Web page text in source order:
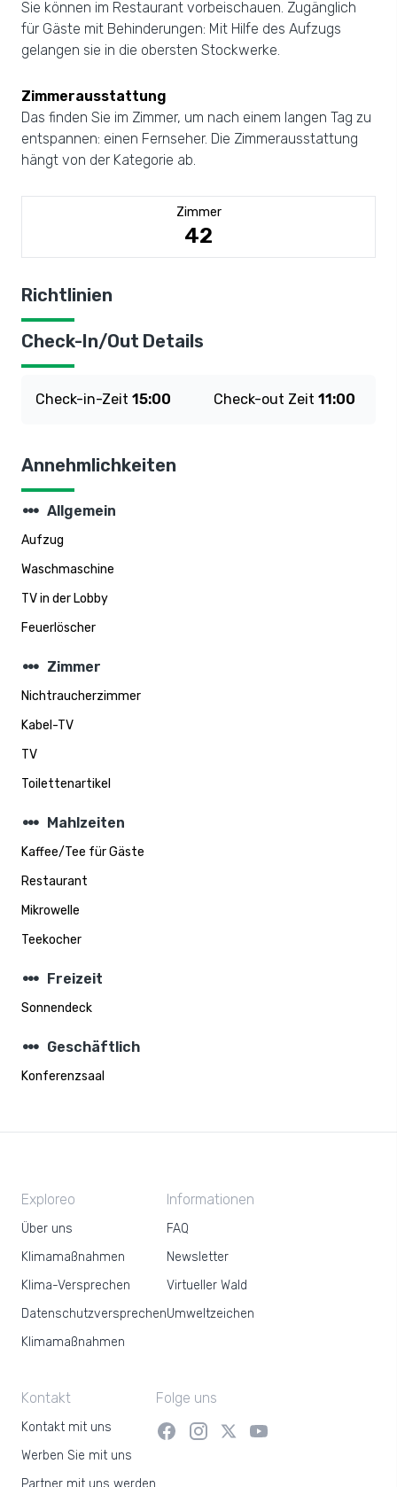
Sie können im Restaurant vorbeischauen. Zugänglich
für Gäste mit Behinderungen: Mit Hilfe des Aufzugs
gelangen sie in die obersten Stockwerke.
Zimmerausstattung
Das finden Sie im Zimmer, um nach einem langen Tag zu
entspannen: einen Fernseher. Die Zimmerausstattung
hängt von der Kategorie ab.
Zimmer
42
Richtlinien
Check-In/Out Details
Check-in-Zeit 15:00 Check-out Zeit 11:00
Annehmlichkeiten
steppers Allgemein
Aufzug
Waschmaschine
TV in der Lobby
Feuerlöscher
steppers Zimmer
Nichtraucherzimmer
Kabel-TV
TV
Toilettenartikel
steppers Mahlzeiten
Kaffee/Tee für Gäste
Restaurant
Mikrowelle
Teekocher
steppers Freizeit
Sonnendeck
steppers Geschäftlich
Konferenzsaal
Exploreo
Über uns
Klimamaßnahmen
Klima-Versprechen
Datenschutzversprechen
Klimamaßnahmen
Informationen
FAQ
Newsletter
Virtueller Wald
Umweltzeichen
Kontakt
Kontakt mit uns
Werben Sie mit uns
Partner mit uns werden
Folge uns